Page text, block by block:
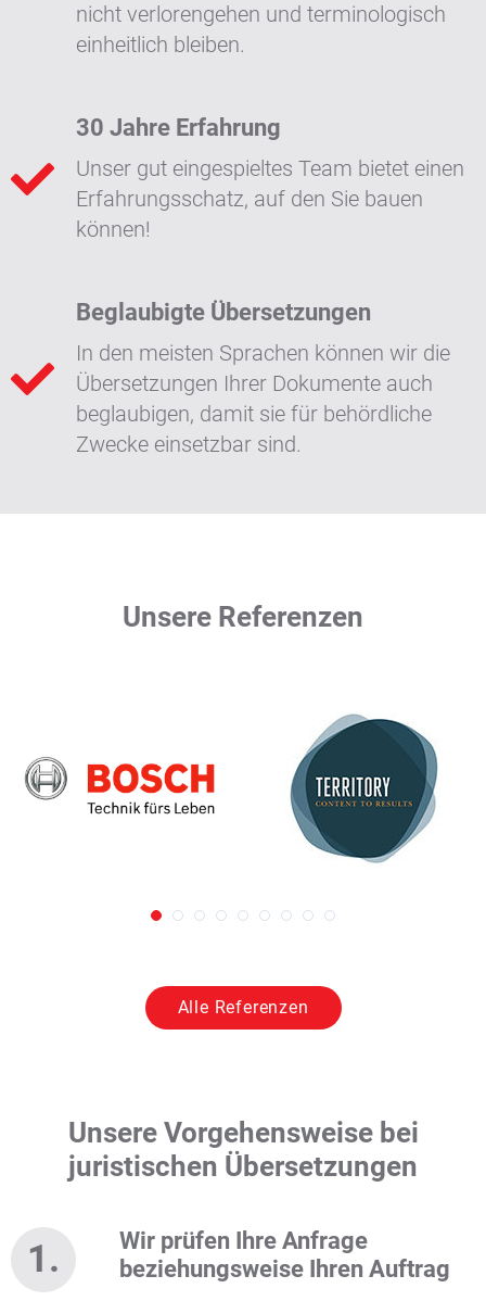
nicht verlorengehen und terminologisch
einheitlich bleiben.
30 Jahre Erfahrung
Unser gut eingespieltes Team bietet einen
Erfahrungsschatz, auf den Sie bauen
können!
Beglaubigte Übersetzungen
In den meisten Sprachen können wir die
Übersetzungen Ihrer Dokumente auch
beglaubigen, damit sie für behördliche
Zwecke einsetzbar sind.
Unsere Referenzen
Alle Referenzen
Unsere Vorgehensweise bei
juristischen Übersetzungen
Wir prüfen Ihre Anfrage
beziehungsweise Ihren Auftrag